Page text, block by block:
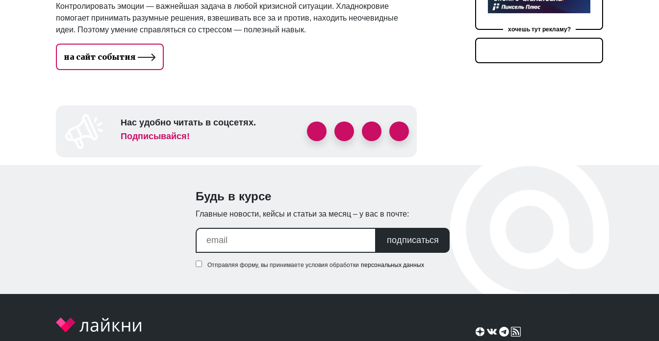
Контролировать эмоции — важнейшая задача в любой кризисной ситуации. Хладнокровие
помогает принимать разумные решения, взвешивать все за и против, находить неочевидные
идеи. Поэтому умение справляться со стрессом — полезный навык.
на сайт события
Нас удобно читать в соцсетях.
Подписывайся!
хочешь тут рекламу?
Будь в курсе
Главные новости, кейсы и статьи за месяц – у вас в почте:
подписаться
Отправляя форму, вы принимаете условия обработки персональных данных